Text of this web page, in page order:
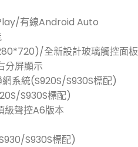
有線Android Auto
全新設計玻璃觸控面板
分屏顯示
系統(S920S/S930S標配)
S930S標配)
級聲控A6版本
S930S標配)